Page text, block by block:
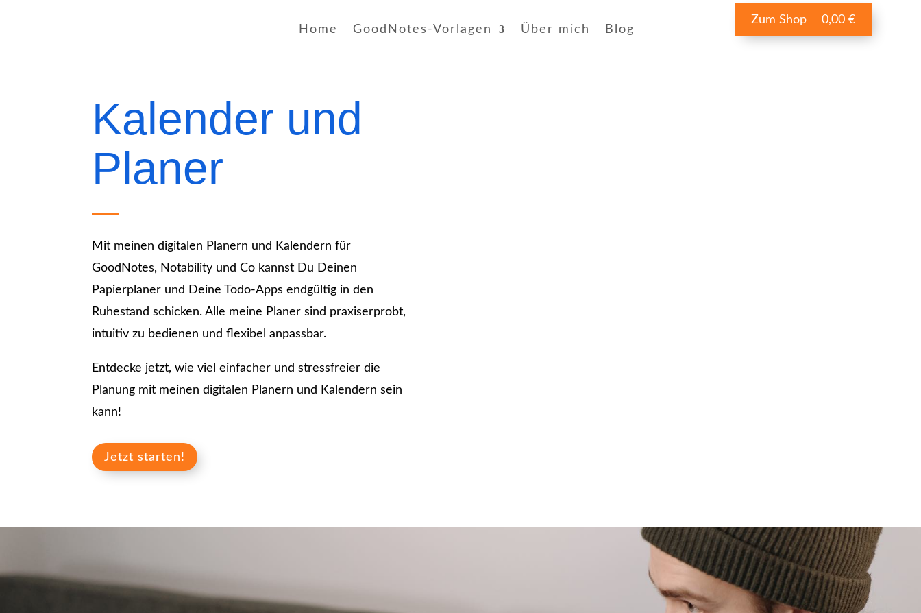
Home GoodNotes-Vorlagen Über mich Blog
Zum Shop 0,00 €
Kalender und
Planer
Mit meinen digitalen Planern und Kalendern für
GoodNotes, Notability und Co kannst Du Deinen
Papierplaner und Deine Todo-Apps endgültig in den
Ruhestand schicken. Alle meine Planer sind praxiserprobt,
intuitiv zu bedienen und flexibel anpassbar.
Entdecke jetzt, wie viel einfacher und stressfreier die
Planung mit meinen digitalen Planern und Kalendern sein
kann!
Jetzt starten!